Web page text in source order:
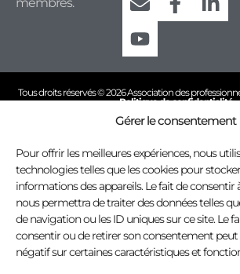
Gérer le consentement
Pour offrir les meilleures expériences, nous
technologies telles que les cookies pour
informations des appareils. Le fait de consentir
nous permettra de traiter des données telles
de navigation ou les ID uniques sur ce site. Le
consentir ou de retirer son consentement
négatif sur certaines caractéristiques et
Tous droits réservés © 2026 Association des
Politique de confidentialité